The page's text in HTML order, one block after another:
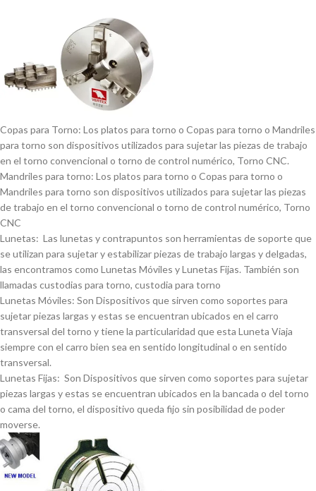
Copas para Torno: Los platos para torno o Copas para torno o Mandriles
para torno son dispositivos utilizados para sujetar las piezas de trabajo
en el torno convencional o torno de control numérico, Torno CNC.
Mandriles para torno: Los platos para torno o Copas para torno o
Mandriles para torno son dispositivos utilizados para sujetar las piezas
de trabajo en el torno convencional o torno de control numérico, Torno
CNC
Lunetas: Las lunetas y contrapuntos son herramientas de soporte que
se utilizan para sujetar y estabilizar piezas de trabajo largas y delgadas,
las encontramos como Lunetas Móviles y Lunetas Fijas. También son
llamadas custodias para torno, custodia para torno
Lunetas Móviles: Son Dispositivos que sirven como soportes para
sujetar piezas largas y estas se encuentran ubicados en el carro
transversal del torno y tiene la particularidad que esta Luneta Viaja
siempre con el carro bien sea en sentido longitudinal o en sentido
transversal.
Lunetas Fijas: Son Dispositivos que sirven como soportes para sujetar
piezas largas y estas se encuentran ubicados en la bancada o del torno
o cama del torno, el dispositivo queda fijo sin posibilidad de poder
moverse.